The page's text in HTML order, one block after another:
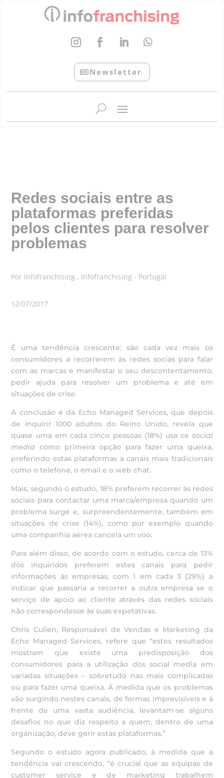
Newsletter
Redes sociais entre as
plataformas preferidas
pelos clientes para resolver
problemas
Por Infofranchising , Infofranchising - Portugal
12/07/2017
É uma tendência crescente: são cada vez mais os
consumidores a recorrerem às redes socias para falar
com as marcas e manifestar o seu descontentamento,
pedir ajuda para resolver um problema e até em
situações de crise.
A conclusão é da Echo Managed Services, que depois
de inquirir 1000 adultos do Reino Unido, revela que
quase uma em cada cinco pessoas (18%) usa os social
mediacomo primeira opção para fazer uma queixa,
preferindo estas plataformas a canais mais tradicionais
como o telefone, o email e o web chat.
Mais, segundo o estudo, 18% preferem recorrer às redes
sociais para contactar uma marca/empresa quando um
problema surge e, surpreendentemente, também em
situações de crise (14%), como por exemplo quando
uma companhia aérea cancela um voo.
Para além disso, de acordo com o estudo, cerca de 13%
dos inquiridos preferem estes canais para pedir
informações às empresas, com 1 em cada 3 (29%) a
indicar que passaria a recorrer a outra empresa se o
serviço de apoio ao cliente através das redes sociais
não correspondesse às suas expetativas.
Chris Cullen, Responsável de Vendas e Marketing da
Echo Managed Services, refere que “estes resultados
mostram que existe uma predisposição dos
consumidores para a utilização dos social media em
variadas situações – sobretudo nas mais complicadas
ou para fazer uma queixa. Á medida que os problemas
vão surgindo nestes canais, de formas imprevisíveis e à
frente de uma vasta audiência, levantam-se alguns
desafios no que diz respeito a quem, dentro de uma
organização, deve gerir estas plataformas.”
Segundo o estudo agora publicado, à medida que a
tendência vai crescendo, “é crucial que as equipas de
customer service e de marketing trabalhem